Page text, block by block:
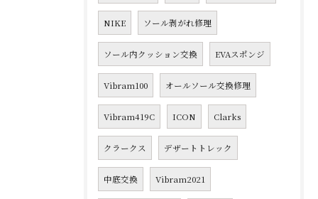
NIKE ソール剥がれ修理
ソール内クッション交換 EVAスポンジ
Vibram100 オールソール交換修理
Vibram419C ICON Clarks
クラークス デザートトレック
中底交換 Vibram2021